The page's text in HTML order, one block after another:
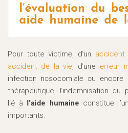
l’évaluation du
aide humaine de
Pour toute victime, d’un
accident de la vie, d’une erreur
infection nosocomiale ou encore
thérapeutique, l’indemnisation
lié à l’aide humaine constitue
importants.